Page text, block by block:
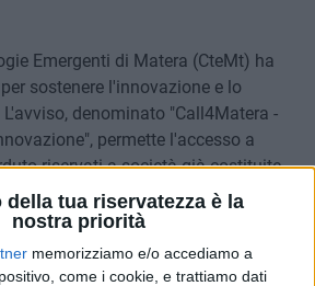
della tua riservatezza è la
nostra priorità
memorizziamo e/o accediamo a
come i cookie, e trattiamo dati
Emergenti di Matera (CteMt) ha
sostenere l'innovazione e lo
denominato "Call4Matera -
permette l'accesso a
riservati a società già costituite
pmi) professionisti e imprese
di programmi d'investimento
progetti con un importo
ammissibili compreso tra 15.000 e